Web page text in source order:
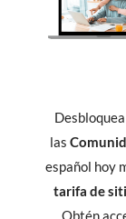
las
español hoy
tarifa de